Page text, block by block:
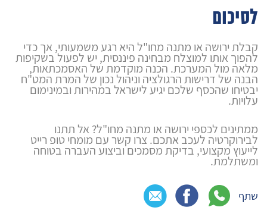
לסיכום
קבלת ירושה או מתנה מחו"ל היא רגע משמעותי, אך כדי
להפוך אותו למוצלח מבחינה פיננסית, יש לפעול בשקיפות
מלאה מול המערכת. הכנה מוקדמת של האסמכתאות,
הבנה של דרישות הרגולציה וניהול נכון של המרת המט"ח
יבטיחו שהכסף שלכם יגיע לישראל במהירות ובמינימום
עלויות.
ממתינים לכספי ירושה או מתנה מחו"ל? אל תתנו
לבירוקרטיה לעכב אתכם. צרו קשר עם מומחי טופ רייט
לייעוץ מקצועי, בדיקת מסמכים וביצוע העברה בטוחה
ומשתלמת.
שתף